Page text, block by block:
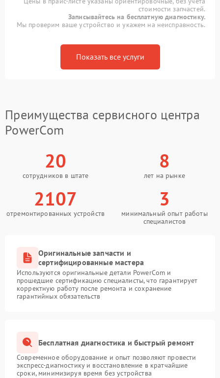
стоимости запчастей.
Записывайтесь на бесплатную диагностику.
Мы проверим ваше устройство и укажем на неисправность.
Показать все услуги
Преимущества сервисного центра
PowerCom
20
сотрудников в штате
8
лет на рынке
2107
отремонтированных устройств
3
минимальный опыт работы
специалистов
Оригинальные запчасти и
сертифицированные мастера
Используются оригинальные детали PowerCom и
прошедшие сертификацию специалисты, что гарантирует
корректную работу после ремонта и сохранение
гарантийных обязательств
Бесплатная диагностика и быстрый ремонт
Современное оборудование и опыт позволяют провести
экспресс-диагностику и восстановление в кратчайшие
сроки, минимизируя время без устройства